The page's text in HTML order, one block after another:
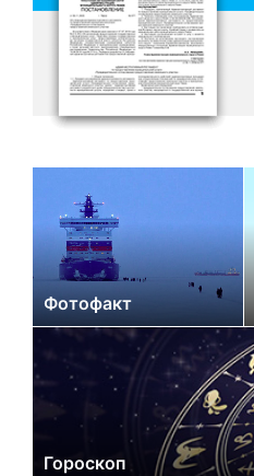
Фотофакт
Гороскоп